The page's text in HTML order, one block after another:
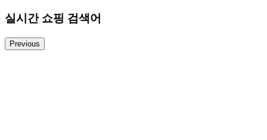
실시간 쇼핑 검색어
Previous